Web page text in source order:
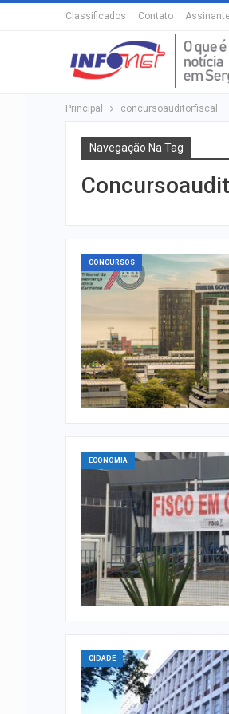
Classificados Contato
Principal concursoauditorfiscal
Navegação Na Tag
CONCURSOS
ECONOMIA
CIDADE